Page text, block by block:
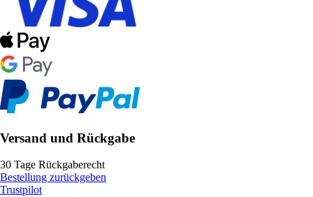
Versand und Rückgabe
30 Tage Rückgaberecht
Bestellung zurückgeben
Trustpilot